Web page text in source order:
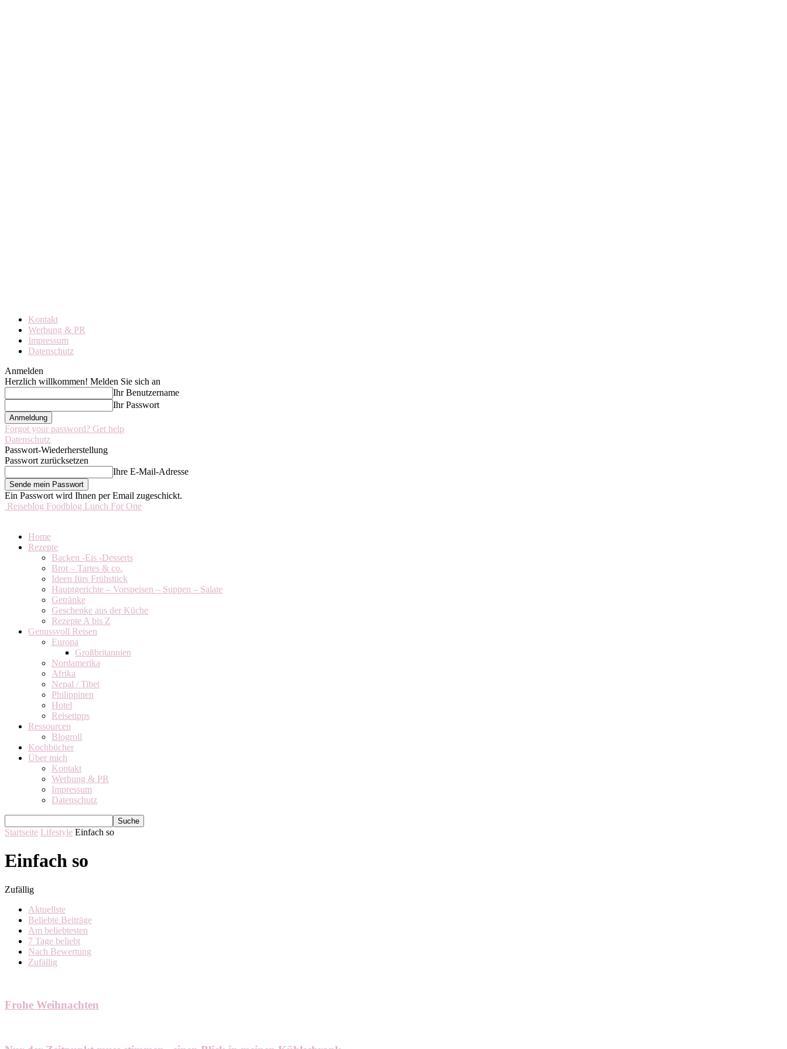
Kontakt
Werbung & PR
Impressum
Datenschutz
Anmelden
Herzlich willkommen! Melden Sie sich an
Ihr Benutzername
Ihr Passwort
Forgot your password? Get help
Datenschutz
Passwort-Wiederherstellung
Passwort zurücksetzen
Ihre E-Mail-Adresse
Ein Passwort wird Ihnen per Email zugeschickt.
Reiseblog Foodblog Lunch For One
Home
Rezepte
Backen -Eis -Desserts
Brot – Tartes & co.
Ideen fürs Frühstück
Hauptgerichte – Vorspeisen – Suppen – Salate
Getränke
Geschenke aus der Küche
Rezepte A bis Z
Genussvoll Reisen
Europa
Großbritannien
Nordamerika
Afrika
Nepal / Tibet
Philippinen
Hotel
Reisetipps
Ressourcen
Blogroll
Kochbücher
Über mich
Kontakt
Werbung & PR
Impressum
Datenschutz
Startseite Lifestyle Einfach so
Einfach so
Zufällig
Aktuellste
Beliebte Beiträge
Am beliebtesten
7 Tage beliebt
Nach Bewertung
Zufällig
Frohe Weihnachten